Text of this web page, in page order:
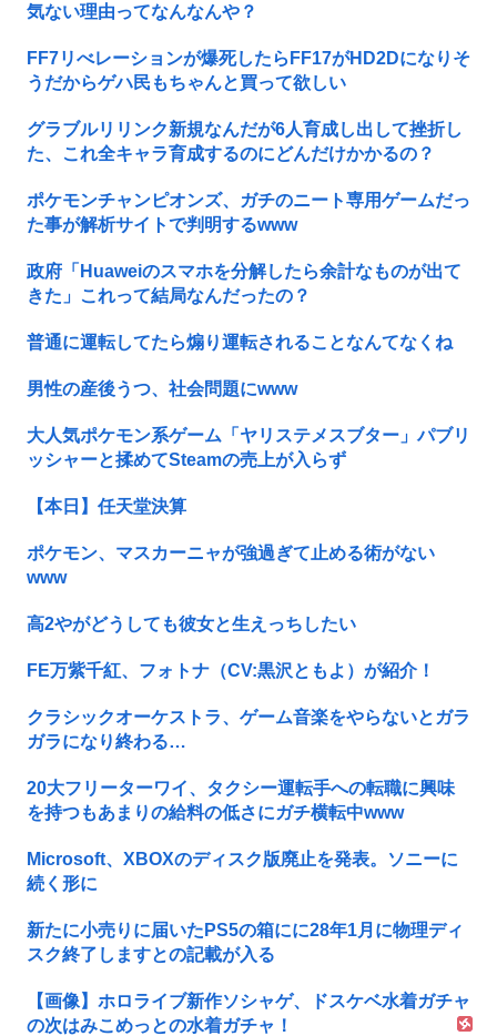
気ない理由ってなんなんや？
FF7リべレーションが爆死したらFF17がHD2Dになりそ
うだからゲハ民もちゃんと買って欲しい
グラブルリリンク新規なんだが6人育成し出して挫折し
た、これ全キャラ育成するのにどんだけかかるの？
ポケモンチャンピオンズ、ガチのニート専用ゲームだっ
た事が解析サイトで判明するwww
政府「Huaweiのスマホを分解したら余計なものが出て
きた」これって結局なんだったの？
普通に運転してたら煽り運転されることなんてなくね
男性の産後うつ、社会問題にwww
大人気ポケモン系ゲーム「ヤリステメスブター」パブリ
ッシャーと揉めてSteamの売上が入らず
【本日】任天堂決算
ポケモン、マスカーニャが強過ぎて止める術がない
www
高2やがどうしても彼女と生えっちしたい
FE万紫千紅、フォトナ（CV:黒沢ともよ）が紹介！
クラシックオーケストラ、ゲーム音楽をやらないとガラ
ガラになり終わる…
20大フリーターワイ、タクシー運転手への転職に興味
を持つもあまりの給料の低さにガチ横転中www
Microsoft、XBOXのディスク版廃止を発表。ソニーに
続く形に
新たに小売りに届いたPS5の箱にに28年1月に物理ディ
スク終了しますとの記載が入る
【画像】ホロライブ新作ソシャゲ、ドスケベ水着ガチャ
の次はみこめっとの水着ガチャ！